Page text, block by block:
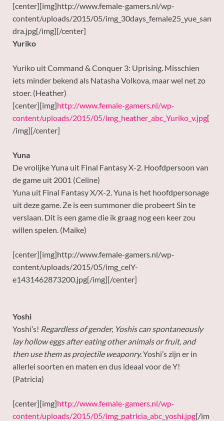
[center][img]http://www.female-gamers.nl/wp-
content/uploads/2015/05/img_30days_female25_yue_san
dra.jpg[/img][/center]
Yuriko
Yuriko uit Command & Conquer 3: Uprising. Misschien
iets minder bekend als Natasha Volkova, maar wel net zo
stoer. (Heather)
[center][img]http://www.female-gamers.nl/wp-
content/uploads/2015/05/img_heather_abc_Yuriko_v.jpg[
/img][/center]
Yuna
De vrolijke Yuna uit Final Fantasy X-2. Hoofdpersoon van
de game uit 2001 (Celine)
Yuna uit Final Fantasy X/X-2. Yuna is het hoofdpersonage
uit deze game. Ze is een summoner die probeert Sin te
verslaan. Dit is een game die ik graag nog een keer zou
willen spelen. (Maike)
[center][img]http://www.female-gamers.nl/wp-
content/uploads/2015/05/img_celY-
e1431462873200.jpg[/img][/center]
Yoshi
Yoshi’s! Regardless of gender, Yoshis can spontaneously
lay hollow eggs after eating other animals or fruit, and
then use them as projectile weaponry.Yoshi’s zijn er in
allerlei soorten en maten en dus ideaal voor de Y!
(Patricia)
[center][img]http://www.female-gamers.nl/wp-
content/uploads/2015/05/img_patricia_abc_yoshi.jpg[/im